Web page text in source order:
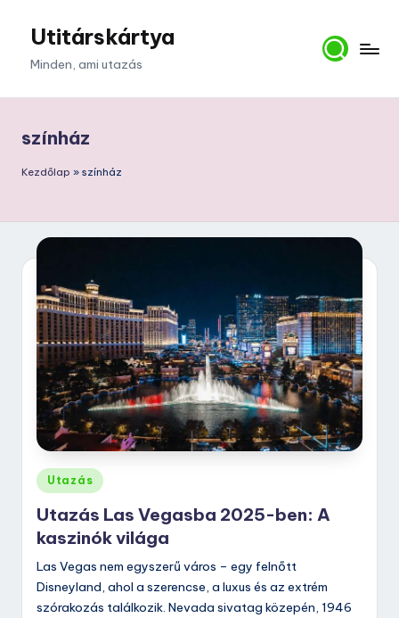
Utitárskártya
Minden, ami utazás
színház
Kezdőlap » színház
Posted
in
Utazás
Utazás Las Vegasba 2025-ben: A
kaszinók világa
Las Vegas nem egyszerű város – egy felnőtt
Disneyland, ahol a szerencse, a luxus és az extrém
szórakozás találkozik. Nevada sivatag közepén, 1946